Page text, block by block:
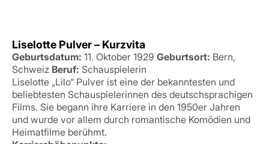
Liselotte Pulver – Kurzvita
Geburtsdatum: 11. Oktober 1929 Geburtsort: Bern,
Schweiz Beruf: Schauspielerin
Liselotte „Lilo“ Pulver ist eine der bekanntesten und
beliebtesten Schauspielerinnen des deutschsprachigen
Films. Sie begann ihre Karriere in den 1950er Jahren
und wurde vor allem durch romantische Komödien und
Heimatfilme berühmt.